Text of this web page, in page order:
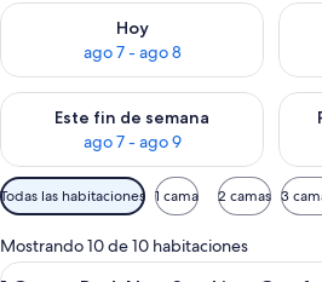
Hoy
ago 7 - ago 8
Consulta la disponibilidad para hoy
Este fin de semana
ago 7 - ago 9
Consulta la disponibilidad para este
Filtros
disponibles
para
las
Todas las habitaciones 1 cama 2 camas 3
Mostrando 10 de 10 habitaciones
Abrir
Ropa